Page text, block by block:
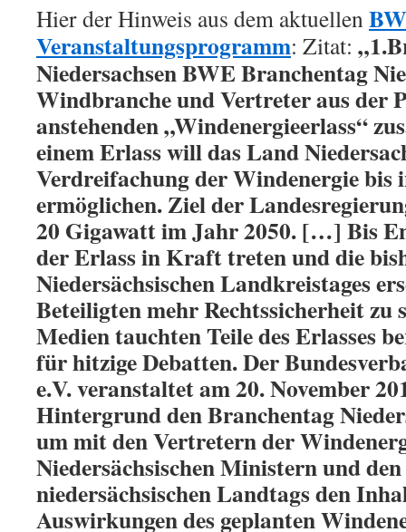
Hier der Hinweis aus dem aktuellen
Veranstaltungsprogramm: Zitat:
Niedersachsen BWE Branchentag
Windbranche und Vertreter aus der
anstehenden „Windenergieerlass“
einem Erlass will das Land
Verdreifachung der Windenergie bis
ermöglichen. Ziel der
20 Gigawatt im Jahr 2050. […] Bis
der Erlass in Kraft treten und die
Niedersächsischen Landkreistages
Beteiligten mehr Rechtssicherheit zu
Medien tauchten Teile des Erlasses
für hitzige Debatten. Der
e.V. veranstaltet am 20. November
Hintergrund den Branchentag
um mit den Vertretern der
Niedersächsischen Ministern und
niedersächsischen Landtags den
Auswirkungen des geplanten